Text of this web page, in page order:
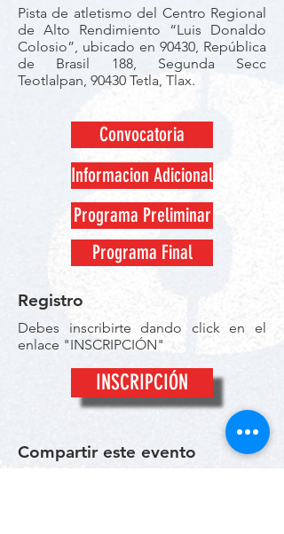
Pista de atletismo del Centro Regional
de Alto Rendimiento “Luis Donaldo
Colosio”, ubicado en 90430, República
de Brasil 188, Segunda Secc
Teotlalpan, 90430 Tetla, Tlax.
Convocatoria
Informacion Adicional
Programa Preliminar
Programa Final
Registro
Debes inscribirte dando click en el
enlace "INSCRIPCIÓN"
INSCRIPCIÓN
Compartir este evento